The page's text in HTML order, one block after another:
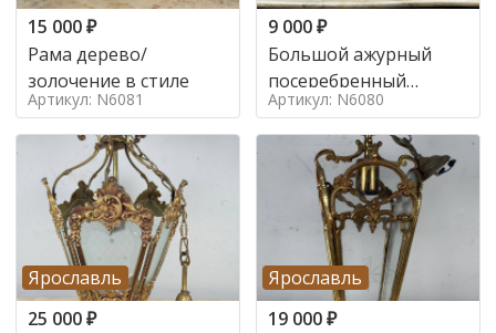
15 000₽
Рама дерево/
золочение в стиле
Артикул: N6081
9 000₽
Большой ажурный
посеребренный
поднос в стиле
Артикул: N6080
Ярославль
25 000₽
Ярославль
19 000₽